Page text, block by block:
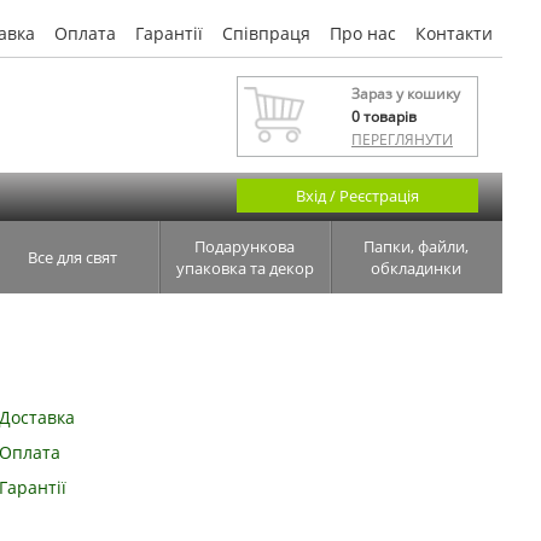
Оплата Гарантії Співпраця Про нас Контакти
Зараз у кошику
0товарів
ПЕРЕГЛЯНУТИ
Вхід / Реєстрація
Все для свят
Подарункова
упаковка та декор
Папки, файли,
обкладинки
Доставка
Оплата
Гарантії